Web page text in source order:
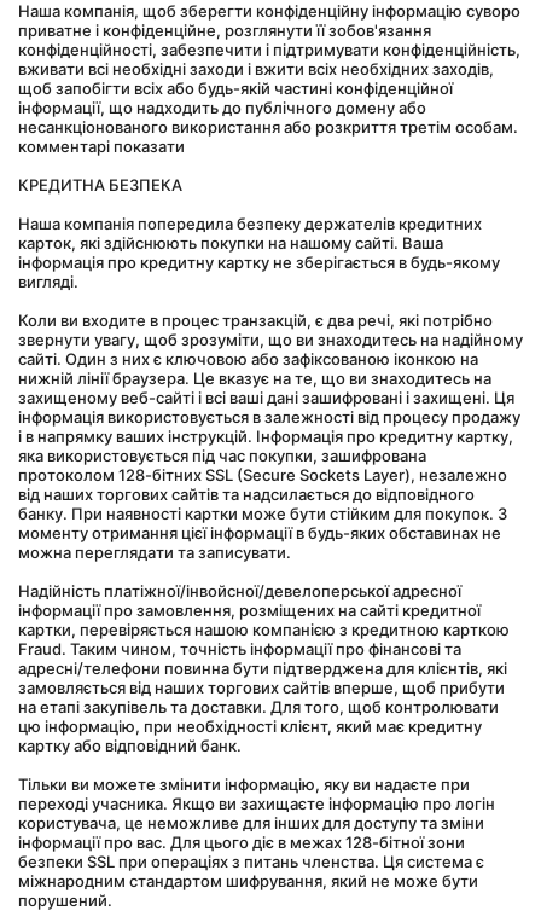
Наша компанія, щоб зберегти конфіденційну інформацію суворо
приватне і конфіденційне, розглянути її зобов'язання
конфіденційності, забезпечити і підтримувати конфіденційність,
вживати всі необхідні заходи і вжити всіх необхідних заходів,
щоб запобігти всіх або будь-якій частині конфіденційної
інформації, що надходить до публічного домену або
несанкціонованого використання або розкриття третім особам.
комментарі показати
КРЕДИТНА БЕЗПЕКА
Наша компанія попередила безпеку держателів кредитних
карток, які здійснюють покупки на нашому сайті. Ваша
інформація про кредитну картку не зберігається в будь-якому
вигляді.
Коли ви входите в процес транзакцій, є два речі, які потрібно
звернути увагу, щоб зрозуміти, що ви знаходитесь на надійному
сайті. Один з них є ключовою або зафіксованою іконкою на
нижній лінії браузера. Це вказує на те, що ви знаходитесь на
захищеному веб-сайті і всі ваші дані зашифровані і захищені. Ця
інформація використовується в залежності від процесу продажу
і в напрямку ваших інструкцій. Інформація про кредитну картку,
яка використовується під час покупки, зашифрована
протоколом 128-бітних SSL (Secure Sockets Layer), незалежно
від наших торгових сайтів та надсилається до відповідного
банку. При наявності картки може бути стійким для покупок. З
моменту отримання цієї інформації в будь-яких обставинах не
можна переглядати та записувати.
Надійність платіжної/інвойсної/девелоперської адресної
інформації про замовлення, розміщених на сайті кредитної
картки, перевіряється нашою компанією з кредитною карткою
Fraud. Таким чином, точність інформації про фінансові та
адресні/телефони повинна бути підтверджена для клієнтів, які
замовляється від наших торгових сайтів вперше, щоб прибути
на етапі закупівель та доставки. Для того, щоб контролювати
цю інформацію, при необхідності клієнт, який має кредитну
картку або відповідний банк.
Тільки ви можете змінити інформацію, яку ви надаєте при
переході учасника. Якщо ви захищаєте інформацію про логін
користувача, це неможливе для інших для доступу та зміни
інформації про вас. Для цього діє в межах 128-бітної зони
безпеки SSL при операціях з питань членства. Ця система є
міжнародним стандартом шифрування, який не може бути
порушений.